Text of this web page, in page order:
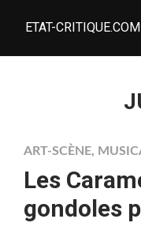
ETAT-CRITIQUE.COM
ART-SCÈNE,
Les
gondoles